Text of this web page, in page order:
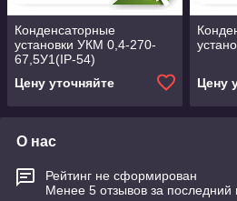
Конденсаторные
установки УКМ 0,4-270-
67,5У1(IP-54)
Цену уточняйте
Цену
О нас
Рейтинг не сформирован
Менее 5 отзывов за последний